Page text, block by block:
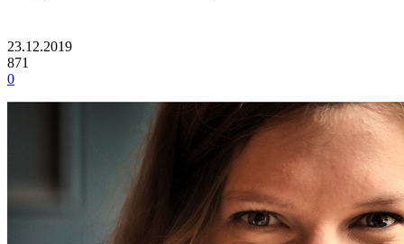
23.12.2019
871
0